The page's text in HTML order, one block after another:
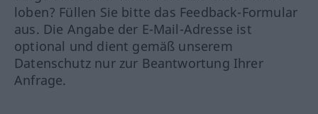
loben? Füllen Sie bitte das Feedback-Formular
aus. Die Angabe der E-Mail-Adresse ist
optional und dient gemäß unserem
Datenschutz nur zur Beantwortung Ihrer
Anfrage.